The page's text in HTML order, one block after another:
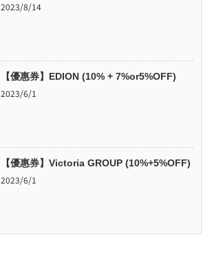
2023/8/14
【優惠券】EDION (10% + 7%or5%OFF)
2023/6/1
【優惠券】Victoria GROUP (10%+5%OFF)
2023/6/1